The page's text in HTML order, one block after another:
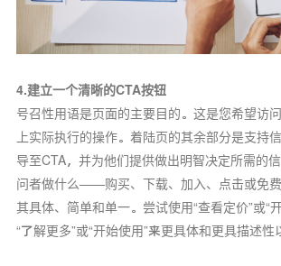
4.建立一个清晰的CTA按钮
号召性用语是页面的主要目的。这是您希望访
上实际执行的操作。着陆页的其余部分是支持
导至CTA，并为他们提供做出明智决定所需的
问者做什么——购买、下载、加入、点击或免
其具体、简单和单一。尝试使用“查看定价”或“
“了解更多”或“开始使用”来更具体和更具描述性